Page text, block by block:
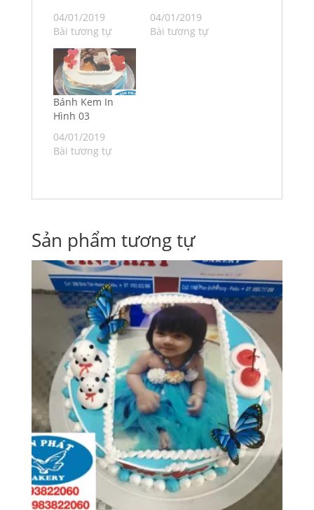
04/01/2019
Bài tương tự
04/01/2019
Bài tương tự
Bánh Kem In
Hình 03
04/01/2019
Bài tương tự
Sản phẩm tương tự